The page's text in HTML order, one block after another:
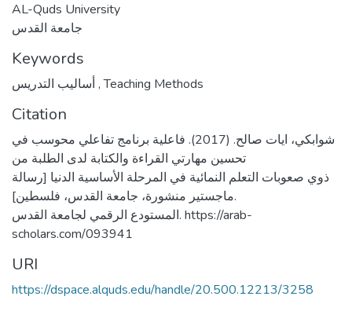
AL-Quds University
جامعة القدس
Keywords
,Teaching Methods
Citation
شوابكي، ايات صالح. (2017). فاعلية برنامج تفاعلي محوسب في
تحسين مهارتي القراءة والكتابة لدى الطلبة من
ذوي صعوبات التعلم النمائية في المرحلة الأساسية الدنيا [رسالة
ماجستير منشورة، جامعة القدس، فلسطين].
المستودع الرقمي لجامعة القدس. https://arab-
scholars.com/093941
URI
https://dspace.alquds.edu/handle/20.500.12213/3258